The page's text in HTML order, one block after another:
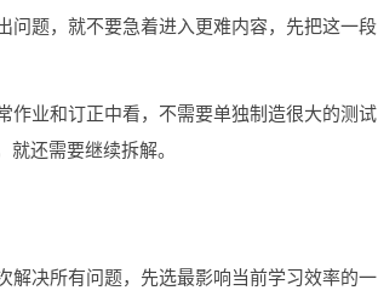
问题，就不要急着进入更难内容，先把这一段
作业和订正中看，不需要单独制造很大的测试
还需要继续拆解。
解决所有问题，先选最影响当前学习效率的一